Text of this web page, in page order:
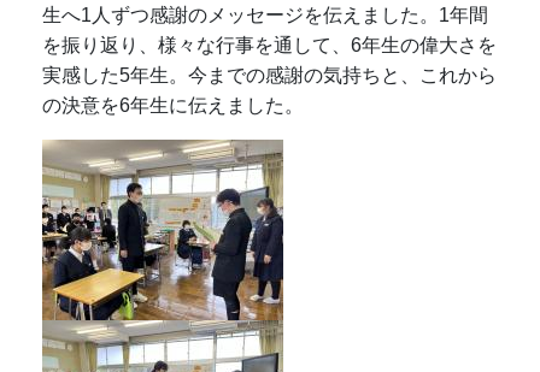
生へ1人ずつ感謝のメッセージを伝えました。1年間
を振り返り、様々な行事を通して、6年生の偉大さを
実感した5年生。今までの感謝の気持ちと、これから
の決意を6年生に伝えました。